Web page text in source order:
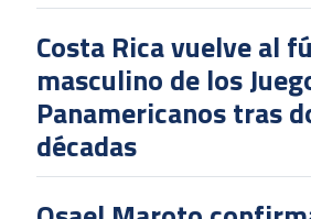
Costa Rica vuelve al
masculino de los
Panamericanos tras
décadas